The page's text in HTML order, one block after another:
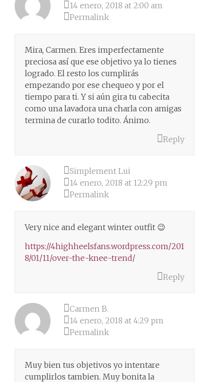
14 enero, 2018 at 2:00 am
Permalink
Mira, Carmen. Eres imperfectamente
preciosa así que ese objetivo ya lo tienes
logrado. El resto los cumplirás
empezando por ese chequeo y por el
tiempo para ti. Y si aún gira tu cabecita
como una lavadora una charla con amigas
termina de curarlo todito. Ánimo.
Reply
Simplement Lui
14 enero, 2018 at 12:29 pm
Permalink
Very nice and elegant winter outfit 😉
https://4highheelsfans.wordpress.com/201
8/01/11/over-the-knee-trend/
Reply
Carmen B.
14 enero, 2018 at 4:29 pm
Permalink
Muy bien tus objetivos yo intentare
cumplirlos tambien. Muy bonita la